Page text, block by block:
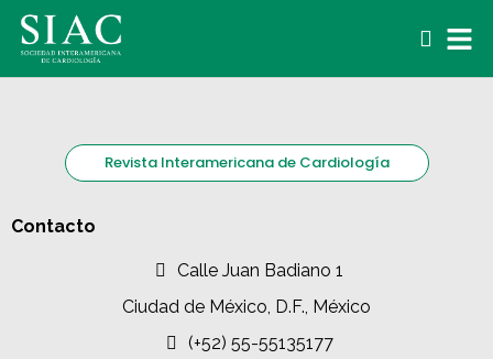
Revista Interamericana de Cardiología
Contacto
Calle Juan Badiano 1
Ciudad de México, D.F., México
(+52) 55-55135177